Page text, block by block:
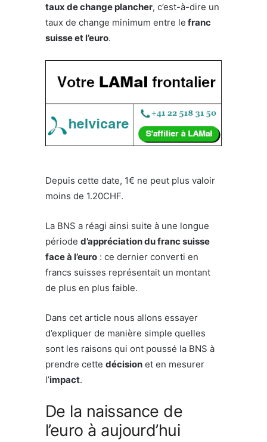
taux de change plancher, c’est-à-dire un
taux de change minimum entre le franc
suisse et l’euro.
Depuis cette date, 1€ ne peut plus valoir
moins de 1.20CHF.
La BNS a réagi ainsi suite à une longue
période d’appréciation du franc suisse
face à l’euro : ce dernier converti en
francs suisses représentait un montant
de plus en plus faible.
Dans cet article nous allons essayer
d’expliquer de manière simple quelles
sont les raisons qui ont poussé la BNS à
prendre cette décision et en mesurer
l’impact.
De la naissance de
l’euro à aujourd’hui